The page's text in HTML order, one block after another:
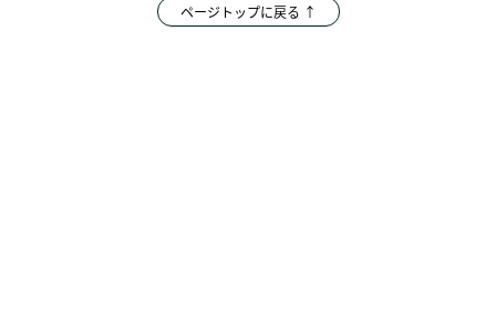
ページトップに戻る ↑